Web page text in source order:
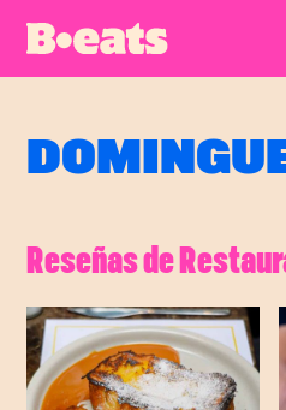
Reseñas de